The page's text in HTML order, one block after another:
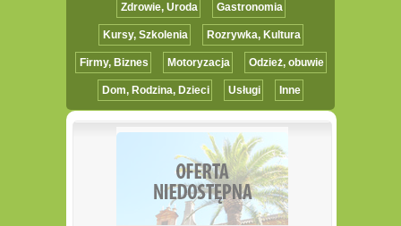
Zdrowie, Uroda Gastronomia
Kursy, Szkolenia Rozrywka, Kultura
Firmy, Biznes Motoryzacja Odzież, obuwie
Dom, Rodzina, Dzieci Usługi Inne